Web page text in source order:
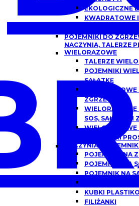
EKOLOGICZNE
KWADRATOWE
POJEMNIKI DO
NACZYNIA, TALERZE
WIELORAZOWE
TALERZE
POJEMNIKI
SAŁATKĘ
WIELORAZOWE
ZGRZEWU
WIELORAZOWE
SOS, SAŁATKĘ I
WIELORAZOWE
POJEMNIKI
NACZYNIA I
POJEMNIKI NA
POJEMNIKI NA
POJEMNIK NA
KUBKI
FILIŻANKI